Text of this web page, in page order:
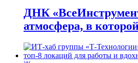
ДНК
атмосфера, в